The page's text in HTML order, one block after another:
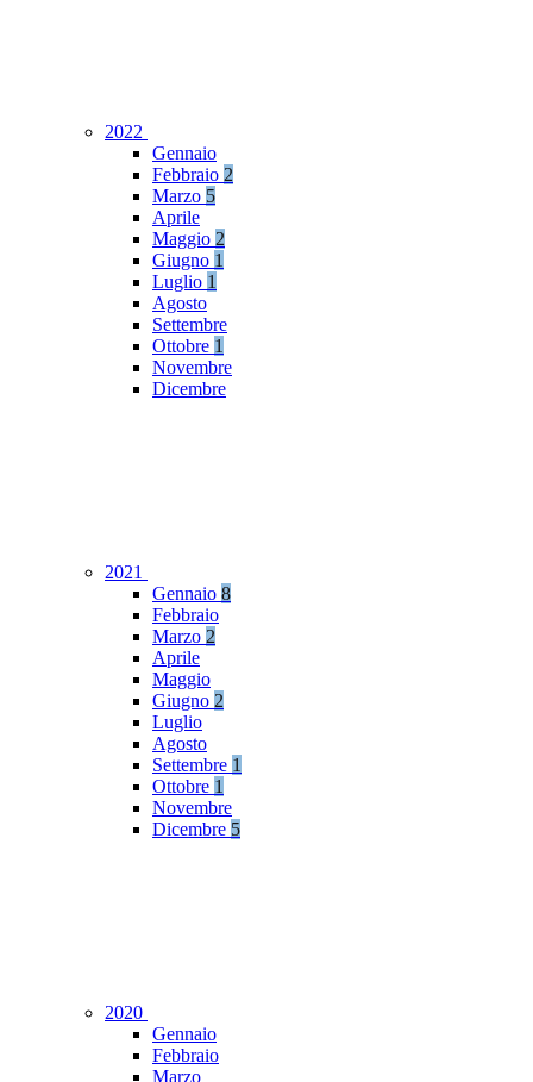
2022
Gennaio
Febbraio 2
Marzo 5
Aprile
Maggio 2
Giugno 1
Luglio 1
Agosto
Settembre
Ottobre 1
Novembre
Dicembre
2021
Gennaio 8
Febbraio
Marzo 2
Aprile
Maggio
Giugno 2
Luglio
Agosto
Settembre 1
Ottobre 1
Novembre
Dicembre 5
2020
Gennaio
Febbraio
Marzo